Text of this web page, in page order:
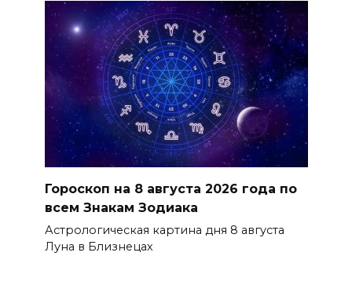
Гороскоп на 8 августа 2026 года по
всем Знакам Зодиака
Астрологическая картина дня 8 августа
Луна в Близнецах